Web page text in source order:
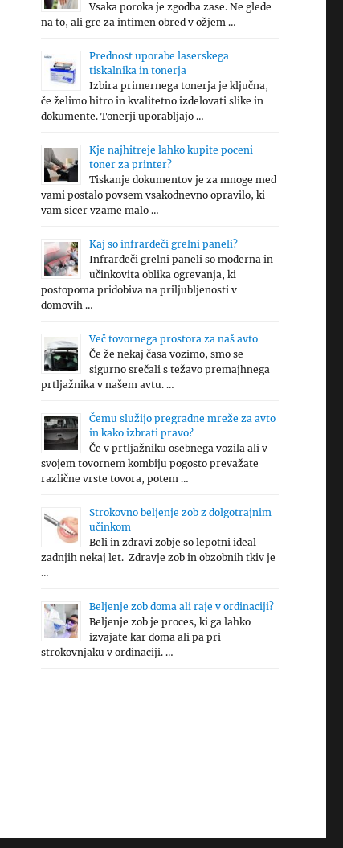
Vsaka poroka je zgodba zase. Ne glede
na to, ali gre za intimen obred v ožjem …
Prednost uporabe laserskega
tiskalnika in tonerja
Izbira primernega tonerja je ključna,
če želimo hitro in kvalitetno izdelovati slike in
dokumente. Tonerji uporabljajo …
Kje najhitreje lahko kupite poceni
toner za printer?
Tiskanje dokumentov je za mnoge med
vami postalo povsem vsakodnevno opravilo, ki
vam sicer vzame malo …
Kaj so infrardeči grelni paneli?
Infrardeči grelni paneli so moderna in
učinkovita oblika ogrevanja, ki
postopoma pridobiva na priljubljenosti v
domovih …
Več tovornega prostora za naš avto
Če že nekaj časa vozimo, smo se
sigurno srečali s težavo premajhnega
prtljažnika v našem avtu. …
Čemu služijo pregradne mreže za avto
in kako izbrati pravo?
Če v prtljažniku osebnega vozila ali v
svojem tovornem kombiju pogosto prevažate
različne vrste tovora, potem …
Strokovno beljenje zob z dolgotrajnim
učinkom
Beli in zdravi zobje so lepotni ideal
zadnjih nekaj let. Zdravje zob in obzobnih tkiv je
…
Beljenje zob doma ali raje v ordinaciji?
Beljenje zob je proces, ki ga lahko
izvajate kar doma ali pa pri
strokovnjaku v ordinaciji. …